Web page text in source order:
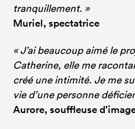
tranquillement. »
Muriel, spectatrice
« J’ai beaucoup aimé le
Catherine, elle me
créé une intimité. Je me
vie d’une personne
Aurore, souffleuse